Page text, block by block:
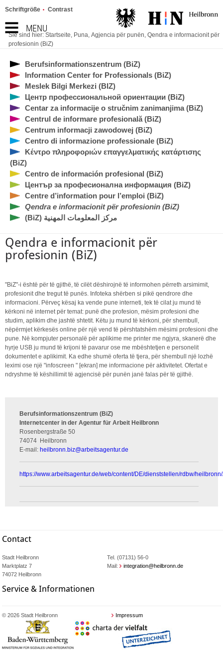
MENU
Schriftgröße Contrast
Sie sind hier: Startseite, Puna, Agjencia për punën, Qendra e informacionit për
profesionin (BiZ)
Berufsinformationszentrum (BiZ)
Information Center for Professionals (BiZ)
Meslek Bilgi Merkezi (BIZ)
Центр профессиональной ориентации (BiZ)
Centar za informacije o stručnim zanimanjima (BiZ)
Centrul de informare profesională (BiZ)
Centrum informacji zawodowej (BiZ)
Centro di informazione professionale (BiZ)
Κέντρο πληροφοριών επαγγελματικής κατάρτισης
(BiZ)
Centro de información profesional (BiZ)
Център за професионална информация (BiZ)
Centre d’information pour l’emploi (BiZ)
Qendra e informacionit për profesionin (BiZ)
(BiZ) مركز المعلومات المهنية
Qendra e informacionit për
profesionin (BiZ)
"BiZ"-i është për të gjithë, të cilët dëshirojnë të informohen përreth arsimimit,
profesionit dhe tregut të punës. Infoteka shërben si pikë qendrore dhe
informacioni. Përveç kësaj ka vende pune interneti, tek të cilat ju mund të
kërkoni në internet për temat: punë dhe profesion, mësim profesioni dhe
studim, aplikim dhe jashtë shtetit. Këtu ju mund të kërkoni, për shembull,
nëpërmjet kërkesës online për një vend të përshtatshëm mësimi profesioni dhe
pune. Në kompjuter personalë për aplikime me printer me ngjyra, skanerë dhe
hyrje USB ju mund të krijoni të pavarur ose me mbështetjen e personelit
dokumentet e aplikimit. Ka edhe shumë oferta të tjera, për shembull një lozhë
leximi ose një "infoscreen " [ekran] me informacione për aktivitetet. Ofertat e
ndryshme të këshillimit të agjencisë për punën janë falas për të gjithë.
Berufsinformationszentrum (BiZ)
Internetcenter in der Agentur für Arbeit Heilbronn
Rosenbergstraße 50
74074 Heilbronn
E-mail: heilbronn.biz@arbeitsagentur.de
https://www.arbeitsagentur.de/web/content/DE/dienststellen/rdbw/
Contact
Stadt Heilbronn
Marktplatz 7
74072 Heilbronn
Tel. (07131) 56-0
Mail:
integration@heilbronn.de
Service & Informationen
© 2026 Stadt Heilbronn Impressum